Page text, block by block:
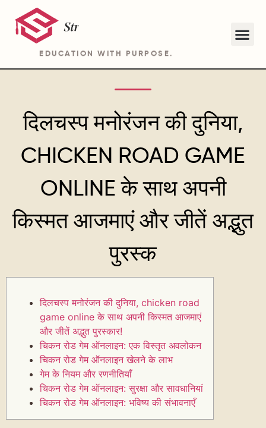
EDUCATION WITH PURPOSE.
दिलचस्प मनोरंजन की दुनिया,
CHICKEN ROAD GAME
ONLINE के साथ अपनी
किस्मत आजमाएं और जीतें अद्भुत
पुरस्क
दिलचस्प मनोरंजन की दुनिया, chicken road
game online के साथ अपनी किस्मत आजमाएं
और जीतें अद्भुत पुरस्कार!
चिकन रोड गेम ऑनलाइन: एक विस्तृत अवलोकन
चिकन रोड गेम ऑनलाइन खेलने के लाभ
गेम के नियम और रणनीतियाँ
चिकन रोड गेम ऑनलाइन: सुरक्षा और सावधानियां
चिकन रोड गेम ऑनलाइन: भविष्य की संभावनाएँ